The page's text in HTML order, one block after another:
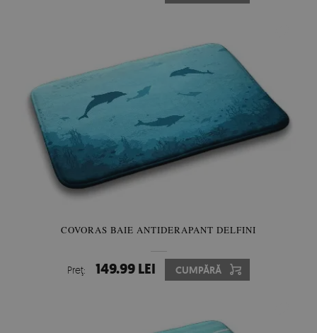
COVORAS BAIE ANTIDERAPANT DELFINI
Preţ: 149.99 LEI CUMPĂRĂ